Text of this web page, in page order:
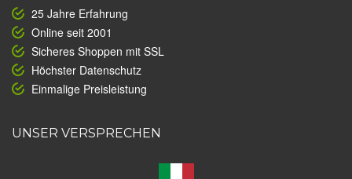
25 Jahre Erfahrung
Online seit 2001
Sicheres Shoppen mit SSL
Höchster Datenschutz
Einmalige Preisleistung
UNSER VERSPRECHEN